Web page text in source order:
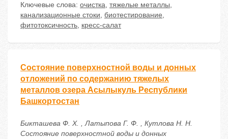
Ключевые слова: очистка, тяжелые металлы,
канализационные стоки, биотестирование,
фитотоксичность, кресс-салат
Состояние поверхностной воды и донных
отложений по содержанию тяжелых
металлов озера Асылыкуль Республики
Башкортостан
Бикташева Ф. Х. , Латыпова Г. Ф. , Кутлова Н. Н.
Состояние поверхностной воды и донных